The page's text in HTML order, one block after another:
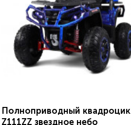
Полноприводный
Z111ZZ звездное небо